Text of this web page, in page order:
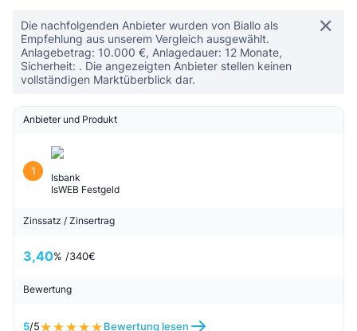
Die nachfolgenden Anbieter wurden von Biallo als
Empfehlung aus unserem Vergleich ausgewählt.
Anlagebetrag: 10.000 €, Anlagedauer: 12 Monate,
Sicherheit: . Die angezeigten Anbieter stellen keinen
vollständigen Marktüberblick dar.
Anbieter und Produkt
1
Isbank
IsWEB Festgeld
Zinssatz / Zinsertrag
3,40% /340€
Bewertung
5/5 Bewertung lesen